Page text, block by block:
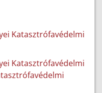
Katasztrófavédelmi
Katasztrófavédelmi